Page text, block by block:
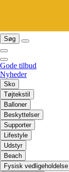
Søg
Gode tilbud
Nyheder
Sko
Tøjtekstil
Balloner
Beskyttelser
Supporter
Lifestyle
Udstyr
Beach
Fysisk vedligeholdelse